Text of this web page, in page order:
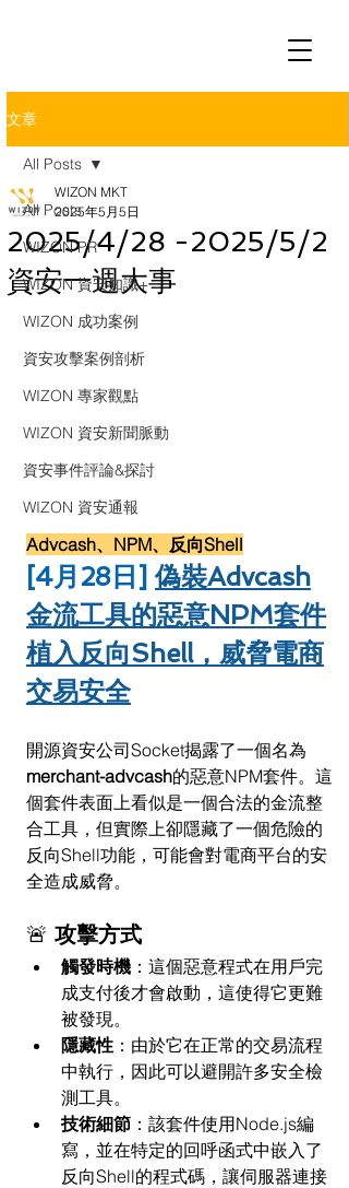
文章
All Posts
WIZON PR
WIZON 資安知識+
WIZON 成功案例
資安攻擊案例剖析
WIZON 專家觀點
WIZON 資安新聞脈動
資安事件評論&探討
WIZON 資安通報
All Posts
2025/4/28 -2025/5/2
資安一週大事
WIZON MKT
2025年5月5日
Advcash、NPM、反向Shell
[4月28日] 偽裝Advcash
金流工具的惡意NPM套件
植入反向Shell，威脅電商
交易安全
開源資安公司Socket揭露了一個名為
merchant-advcash的惡意NPM套件。這
個套件表面上看似是一個合法的金流整
合工具，但實際上卻隱藏了一個危險的
反向Shell功能，可能會對電商平台的安
全造成威脅。
🚨 攻擊方式
觸發時機 ：這個惡意程式在用戶完
成支付後才會啟動，這使得它更難
被發現。
隱藏性 ：由於它在正常的交易流程
中執行，因此可以避開許多安全檢
測工具。
技術細節 ：該套件使用Node.js編
寫，並在特定的回呼函式中嵌入了
反向Shell的程式碼，讓伺服器連接